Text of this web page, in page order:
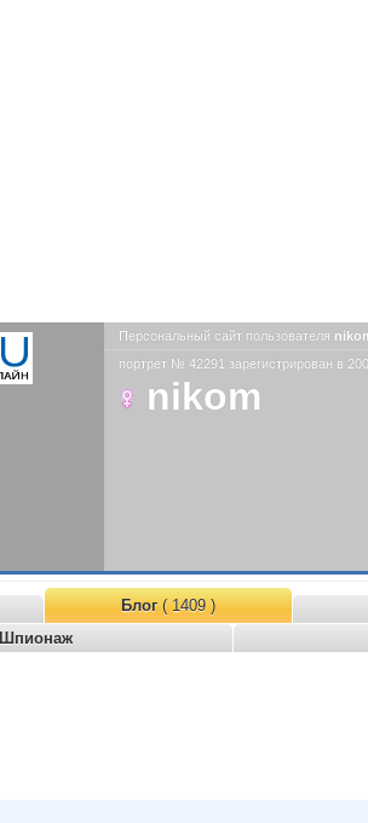
Персональный сайт пользователя
портрет № 42291 зарегистрирован в
nikom
Блог( 1409 )
Шпионаж